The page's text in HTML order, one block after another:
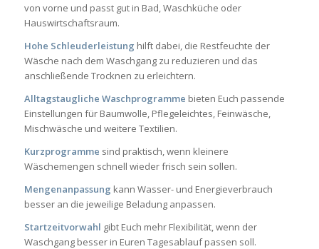
von vorne und passt gut in Bad, Waschküche oder
Hauswirtschaftsraum.
Hohe Schleuderleistung hilft dabei, die Restfeuchte der
Wäsche nach dem Waschgang zu reduzieren und das
anschließende Trocknen zu erleichtern.
Alltagstaugliche Waschprogramme bieten Euch passende
Einstellungen für Baumwolle, Pflegeleichtes, Feinwäsche,
Mischwäsche und weitere Textilien.
Kurzprogramme sind praktisch, wenn kleinere
Wäschemengen schnell wieder frisch sein sollen.
Mengenanpassung kann Wasser- und Energieverbrauch
besser an die jeweilige Beladung anpassen.
Startzeitvorwahl gibt Euch mehr Flexibilität, wenn der
Waschgang besser in Euren Tagesablauf passen soll.